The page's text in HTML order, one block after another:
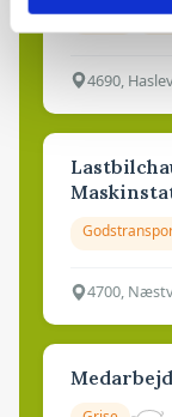
Anlæg
4690,
4700,